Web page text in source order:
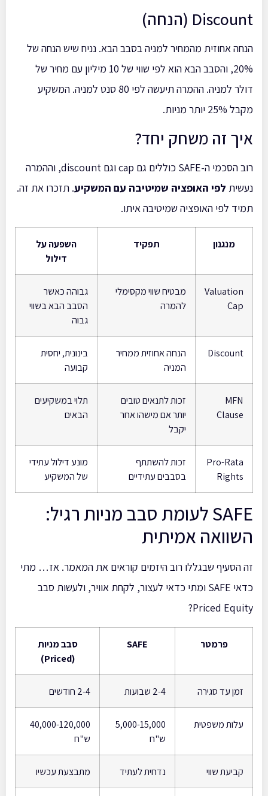
Discount (הנחה)
הנחה אחוזית מהמחיר למניה בסבב הבא. נניח שיש הנחה של
20%, והסבב הבא הוא לפי שווי של 10 מיליון עם מחיר של
דולר למניה. ההמרה תיעשה לפי 80 סנט למניה. המשקיע
מקבל 25% יותר מניות.
איך זה משחק יחד?
רוב הסכמי ה-SAFE כוללים גם cap וגם discount, וההמרה
נעשית לפי האופציה שמיטיבה עם המשקיע. תזכרו את זה.
תמיד לפי האופציה שמיטיבה איתו.
מנגנון תפקיד
השפעה על
דילול
Valuation
Cap
מבטיח שווי מקסימלי
להמרה
גבוהה כאשר
הסבב הבא בשווי
גבוה
Discount
הנחה אחוזית ממחיר
המניה
בינונית, יחסית
קבועה
MFN
Clause
זכות לתנאים טובים
יותר אם מישהו אחר
יקבל
תלוי במשקיעים
הבאים
Pro-Rata
Rights
זכות להשתתף
בסבבים עתידיים
מונע דילול עתידי
של המשקיע
SAFE לעומת סבב מניות רגיל:
השוואה אמיתית
זה הסעיף שבגללו רוב היזמים קוראים את המאמר. אז… מתי
כדאי SAFE ומתי כדאי לעצור, לקחת אוויר, ולעשות סבב
Priced Equity?
פרמטר SAFE
סבב מניות
(Priced)
זמן עד סגירה 2-4 שבועות 2-4 חודשים
עלות משפטית
5,000-15,000
ש"ח
40,000-120,000
ש"ח
קביעת שווי נדחית לעתיד מתבצעת עכשיו